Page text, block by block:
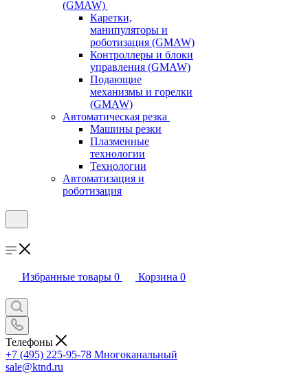
(GMAW)
Каретки,
манипуляторы и
роботизация (GMAW)
Контроллеры и блоки
управления (GMAW)
Подающие
механизмы и горелки
(GMAW)
Автоматическая резка
Машины резки
Плазменные
технологии
Технологии
Автоматизация и
роботизация
Избранные товары 0 Корзина 0
Телефоны
+7 (495) 225-95-78 Многоканальный
sale@ktnd.ru